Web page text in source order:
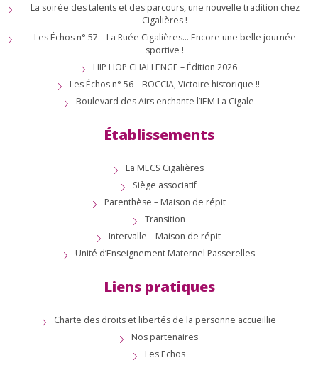
La soirée des talents et des parcours, une nouvelle tradition chez
Cigalières !
Les Échos n° 57 – La Ruée Cigalières… Encore une belle journée
sportive !
HIP HOP CHALLENGE – Édition 2026
Les Échos n° 56 – BOCCIA, Victoire historique !!
Boulevard des Airs enchante l’IEM La Cigale
Établissements
La MECS Cigalières
Siège associatif
Parenthèse – Maison de répit
Transition
Intervalle – Maison de répit
Unité d’Enseignement Maternel Passerelles
Liens pratiques
Charte des droits et libertés de la personne accueillie
Nos partenaires
Les Echos